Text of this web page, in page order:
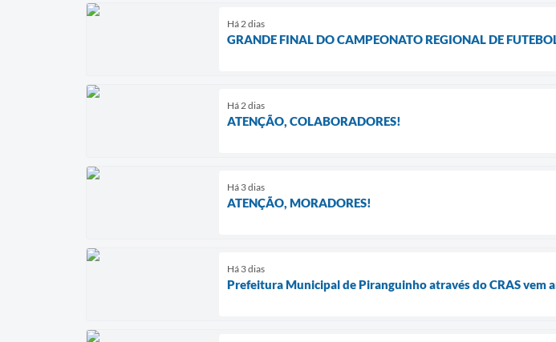
Há 2 dias
GRANDE FINAL DO CAMPEONATO REGIONAL DE
Há 2 dias
ATENÇÃO, COLABORADORES!
Há 3 dias
ATENÇÃO, MORADORES!
Há 3 dias
Prefeitura Municipal de Piranguinho através do CRAS